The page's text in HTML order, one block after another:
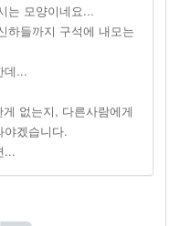
는 모양이네요...
하들까지 구석에 내모는
데...
없는지, 다른사람에게
겠습니다.
...